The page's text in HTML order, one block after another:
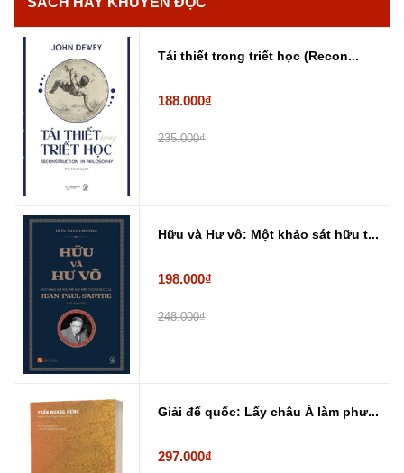
Tái thiết trong triết học (Recon...
188.000₫
235.000₫
Hữu và Hư vô: Một khảo sát hữu t...
198.000₫
248.000₫
Giải đế quốc: Lấy châu Á làm phư...
297.000₫